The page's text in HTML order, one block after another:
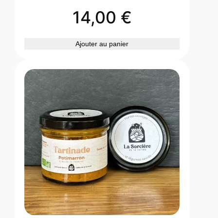
14,00 €
Ajouter au panier